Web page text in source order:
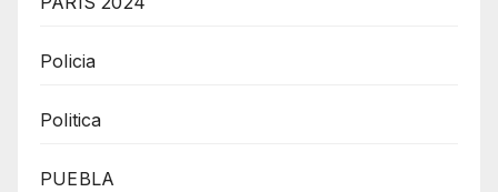
Policia
Politica
PUEBLA